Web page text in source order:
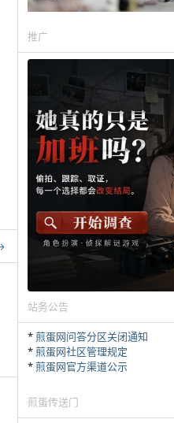
推广
站务公告
*煎蛋网问答分区关闭通知
*煎蛋网社区管理规定
*煎蛋网官方渠道公示
煎蛋传送门